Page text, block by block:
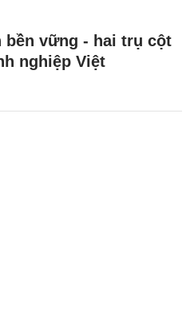
bền vững - hai trụ cột
nghiệp Việt